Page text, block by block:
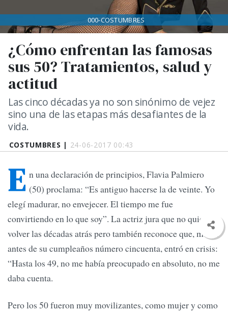
COSTUMBRES | 24-06-2017 00:43
¿Cómo enfrentan las famosas
sus 50? Tratamientos, salud y
actitud
Las cinco décadas ya no son sinónimo de vejez
sino una de las etapas más desafiantes de la
vida.
000-COSTUMBRES
E n una declaración de principios, Flavia Palmiero
(50) proclama: “Es antiguo hacerse la de veinte. Yo
elegí madurar, no envejecer. El tiempo me fue
convirtiendo en lo que soy”. La actriz jura que no quiere
volver las décadas atrás pero también reconoce que, meses
antes de su cumpleaños número cincuenta, entró en crisis:
“Hasta los 49, no me había preocupado en absoluto, no me
daba cuenta.
Pero los 50 fueron muy movilizantes, como mujer y como